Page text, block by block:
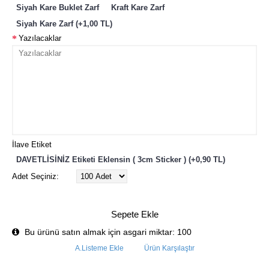
Siyah Kare Buklet Zarf
Kraft Kare Zarf
Siyah Kare Zarf (+1,00 TL)
Yazılacaklar
İlave Etiket
DAVETLİSİNİZ Etiketi Eklensin ( 3cm Sticker ) (+0,90 TL)
Adet Seçiniz:
Sepete Ekle
Bu ürünü satın almak için asgari miktar: 100
A.Listeme Ekle Ürün Karşılaştır